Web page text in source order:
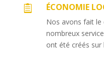
 ÉCONOMIE
Nos avons fait le
nombreux
ont été créés sur